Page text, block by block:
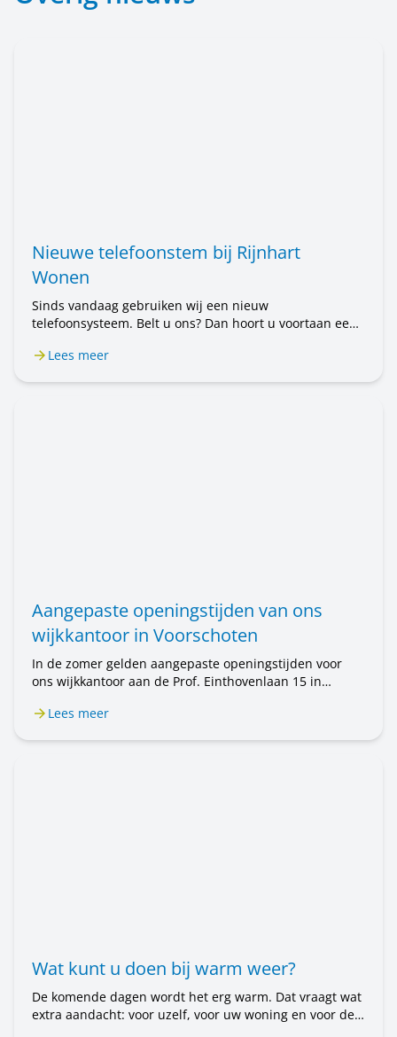
Nieuwe telefoonstem bij Rijnhart
Wonen
Sinds vandaag gebruiken wij een nieuw
telefoonsysteem. Belt u ons? Dan hoort u voortaan een
nog steeds met Rijnhart Wonen. Alleen de stem is
Lees meer
Aangepaste openingstijden van ons
wijkkantoor in Voorschoten
In de zomer gelden aangepaste openingstijden voor
ons wijkkantoor aan de Prof. Einthovenlaan 15 in
wijkkantoor alleen op afspraak geopend. Wilt u een
Lees meer
Wat kunt u doen bij warm weer?
De komende dagen wordt het erg warm. Dat vraagt wat
extra aandacht: voor uzelf, voor uw woning en voor de